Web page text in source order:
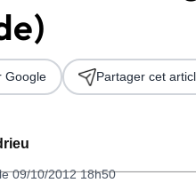
09/10/2012 18h50
Google Partager cet